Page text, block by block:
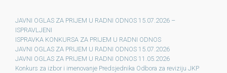
JAVNI OGLAS ZA PRIJEM U RADNI ODNOS 15.07.2026 –
ISPRAVLJENI
ISPRAVKA KONKURSA ZA PRIJEM U RADNI ODNOS
JAVNI OGLAS ZA PRIJEM U RADNI ODNOS 15.07.2026
JAVNI OGLAS ZA PRIJEM U RADNI ODNOS 11.05.2026
Konkurs za izbor i imenovanje Predsjednika Odbora za reviziju JKP